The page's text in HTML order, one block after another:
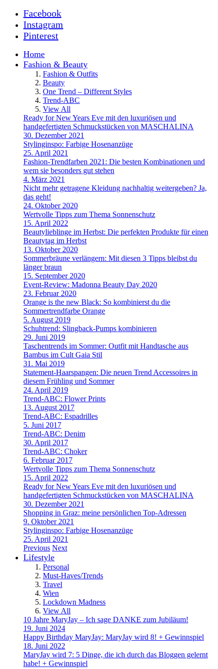
Facebook
Instagram
Pinterest
Home
Fashion & Beauty
Fashion & Outfits
Beauty
One Trend – Different Styles
Trend-ABC
View All
Ready for New Years Eve mit den luxuriösen und
handgefertigten Schmuckstücken von MASCHALINA
30. Dezember 2021
Stylinginspo: Farbige Hosenanzüge
25. April 2021
Fashion-Trendfarben 2021: Die besten Kombinationen und
wem sie besonders gut stehen
4. März 2021
Nicht mehr getragene Kleidung nachhaltig weitergeben? Ja,
das geht!
24. Oktober 2020
Wertvolle Tipps zum Thema Sonnenschutz
15. April 2022
Beautylieblinge im Herbst: Die perfekten Produkte für einen
Beautytag im Herbst
13. Oktober 2020
Sommerbräune verlängern: Mit diesen 3 Tipps bleibst du
länger braun
15. September 2020
Event-Review: Madonna Beauty Day 2020
23. Februar 2020
Orange is the new Black: So kombinierst du die
Sommertrendfarbe Orange
5. August 2019
Schuhtrend: Slingback-Pumps kombinieren
29. Juni 2019
Taschentrends im Sommer: Outfit mit Handtasche aus
Bambus im Cult Gaia Stil
31. Mai 2019
Statement-Haarspangen: Die neuen Trend Accessoires in
diesem Frühling und Sommer
24. April 2019
Trend-ABC: Flower Prints
13. August 2017
Trend-ABC: Espadrilles
5. Juni 2017
Trend-ABC: Denim
30. April 2017
Trend-ABC: Choker
6. Februar 2017
Wertvolle Tipps zum Thema Sonnenschutz
15. April 2022
Ready for New Years Eve mit den luxuriösen und
handgefertigten Schmuckstücken von MASCHALINA
30. Dezember 2021
Shopping in Graz: meine persönlichen Top-Adressen
9. Oktober 2021
Stylinginspo: Farbige Hosenanzüge
25. April 2021
Previous Next
Lifestyle
Personal
Must-Haves/Trends
Travel
Wien
Lockdown Madness
View All
10 Jahre MaryJay – Ich sage DANKE zum Jubiläum!
19. Juni 2024
Happy Birthday MaryJay: MaryJay wird 8! + Gewinnspiel
18. Juni 2022
MaryJay wird 7: 5 Dinge, die ich durch das Bloggen gelernt
habe! + Gewinnspiel